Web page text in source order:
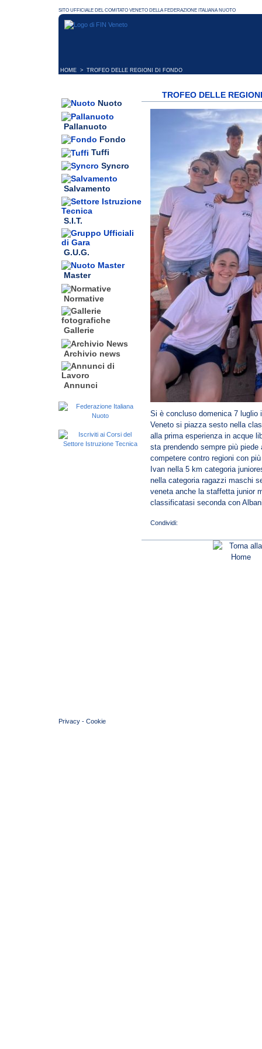
HOME > TROFEO DELLE REGIONI DI FONDO
Nuoto
Pallanuoto
Fondo
Tuffi
Syncro
Salvamento
S.I.T.
G.U.G.
Master
Normative
Gallerie
Archivio news
Annunci
TROFEO DELLE
Si è concluso domenica 7
Veneto si piazza sesto nella
alla prima esperienza in acque
sta prendendo sempre più
competere contro regioni con
Ivan nella 5 km categoria
nella categoria ragazzi maschi
veneta anche la staffetta junior
classificatasi seconda con
Privacy - Cookie